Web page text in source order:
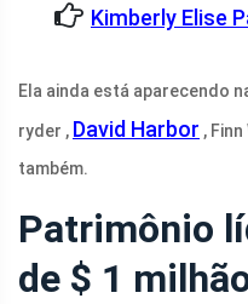
Kimberly Elise
Ela ainda está aparecendo
ryder , David Harbor ,
também.
Patrimônio
de $ 1